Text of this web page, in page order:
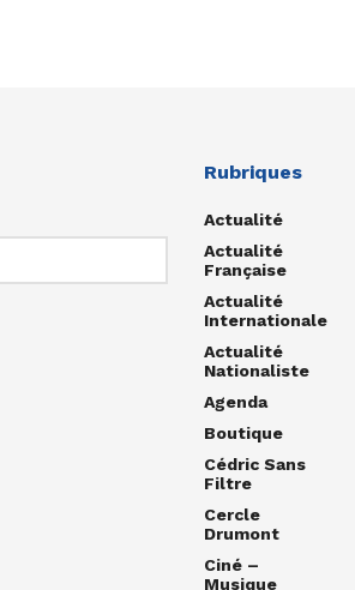
Rubriques
Actualité
Actualité
Française
Actualité
Internationale
Actualité
Nationaliste
Agenda
Boutique
Cédric Sans
Filtre
Cercle
Drumont
Ciné –
Musique